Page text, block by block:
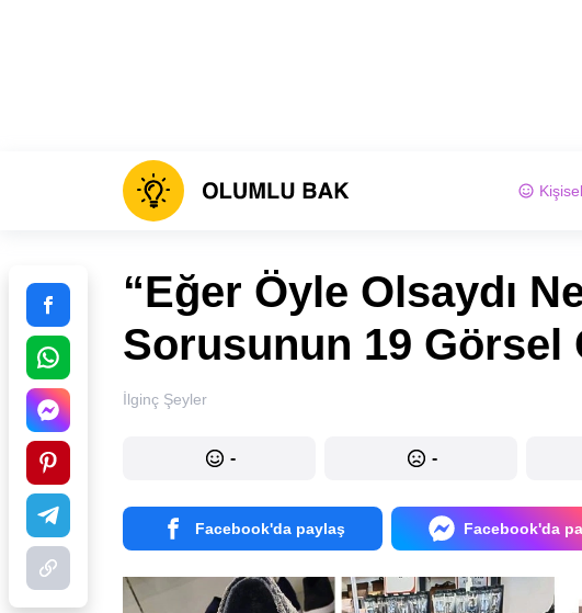
Kişisel
“Eğer Öyle Olsaydı
Sorusunun 19 Görsel
İlginç Şeyler
- -
Facebook'da paylaş Facebook'da